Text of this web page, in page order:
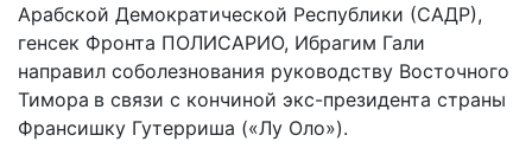
Арабской Демократической Республики (САДР),
генсек Фронта ПОЛИСАРИО, Ибрагим Гали
направил соболезнования руководству Восточного
Тимора в связи с кончиной экс-президента страны
Франсишку Гутерриша («Лу Оло»).